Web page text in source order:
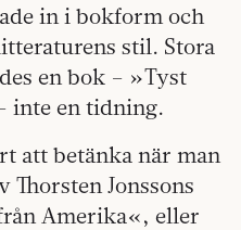
in i bokform och
stil. Stora
en bok – »Tyst
inte en tidning.
att betänka när man
Thorsten Jonssons
Amerika«, eller